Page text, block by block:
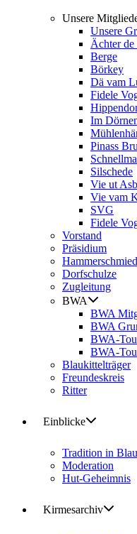
Unsere
Unsere
Ächter
Berge
Börkey
Dä vam
Fidele
Im
Pinass
Silschede
Vie ut
Vie vam
SVG
Fidele
Vorstand
Präsidium
Hammerschmied
Dorfschulze
Zugleitung
BWA
BWA
BWA
BWA-
BWA-
Blaukittelträger
Freundeskreis
Ritter
Einblicke
Tradition in Blau
Moderation
Hut-Geheimnis
Kirmesarchiv